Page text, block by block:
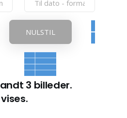
NULSTIL
3 billeder.